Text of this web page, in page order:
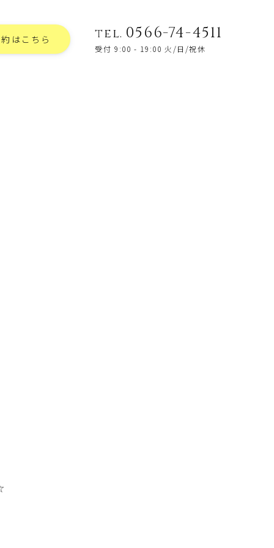
はこちら tel. 0566-74-4511
受付 9:00 - 19:00 火/日/祝休